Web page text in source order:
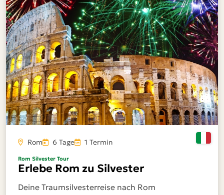
Rom 6 Tage 1 Termin
Rom Silvester Tour
Erlebe Rom zu Silvester
Deine Traumsilvesterreise nach Rom